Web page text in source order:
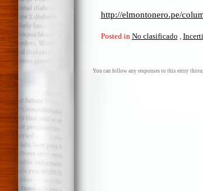
http://elmontonero.pe/
Posted in No clasificado
You can follow any responses to this entry